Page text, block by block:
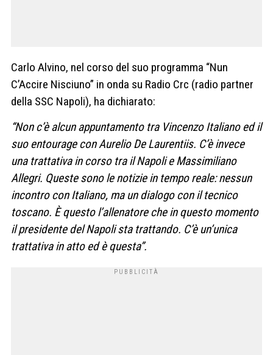
Carlo Alvino, nel corso del suo programma “Nun
C’Accire Nisciuno” in onda su Radio Crc (radio partner
della SSC Napoli), ha dichiarato:
“Non c’è alcun appuntamento tra Vincenzo Italiano ed il
suo entourage con Aurelio De Laurentiis. C’è invece
una trattativa in corso tra il Napoli e Massimiliano
Allegri. Queste sono le notizie in tempo reale: nessun
incontro con Italiano, ma un dialogo con il tecnico
toscano. È questo l’allenatore che in questo momento
il presidente del Napoli sta trattando. C’è un’unica
trattativa in atto ed è questa”.